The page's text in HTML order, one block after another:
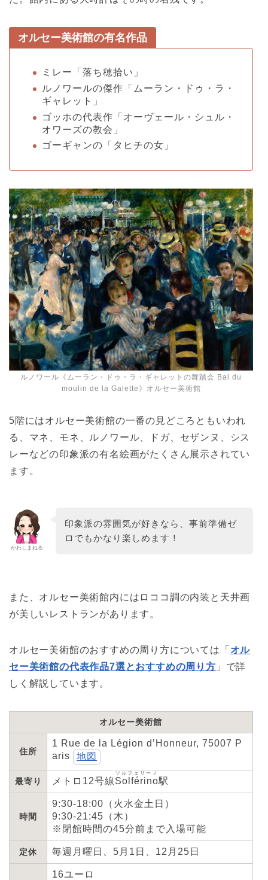
オルセー美術館の有名作品
ミレー「落ち穂拾い」
ルノワールの傑作「ムーラン・ドゥ・ラ・
ギャレット」
ゴッホの代表作「オーヴェール・シュル・
オワーズの教会」
ゴーギャンの「タヒチの女」
ルノワール《ムーラン・ドゥ・ラ・ギャレットの舞踏会 Bal du
moulin de la Galette》オルセー美術館
5階にはオルセー美術館の一番の見どころともいわれ
る、マネ、モネ、ルノワール、ドガ、セザンヌ、シス
レーなどの印象派の有名絵画がたくさん展示されてい
ます。
かわしまねる
印象派の雰囲気が好きなら、事前準備ゼ
ロでもかなり楽しめます！
また、オルセー美術館内にはロココ調の内装と天井画
が美しいレストランがあります。
オルセー美術館のおすすめの周り方については「 オル
セー美術館の代表作品7選とおすすめの周り方 」で詳
しく解説しています。
オルセー美術館
住所
1 Rue de la Légion d’Honneur, 75007 P
aris
地図
最寄り メトロ12号線Solférino
ソルフェリーノ
駅
時間
9:30-18:00（火水金土日）
9:30-21:45（木）
※閉館時間の45分前まで入場可能
定休 毎週月曜日、5月1日、12月25日
16ユーロ